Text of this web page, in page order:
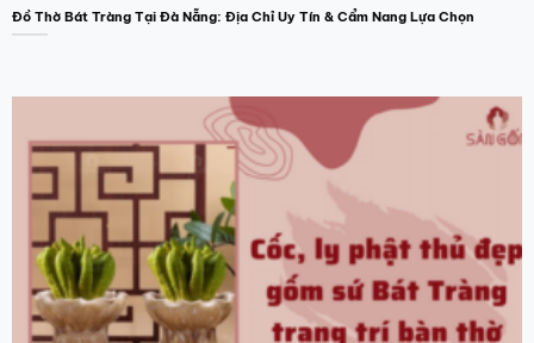
Đồ Thờ Bát Tràng Tại Đà Nẵng: Địa Chỉ Uy Tín & Cẩm Nang Lựa Chọn